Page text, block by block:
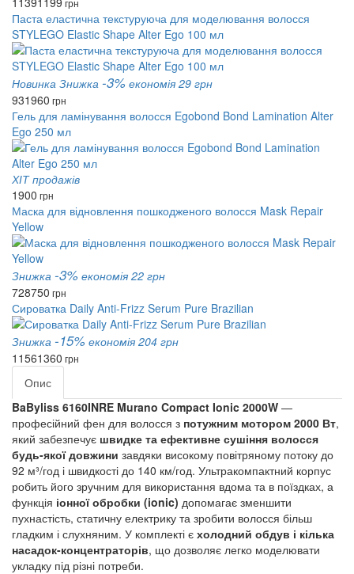
грн
Паста еластична текстуруюча для моделювання волосся
STYLEGO Elastic Shape Alter Ego 100 мл
Новинка Знижка -3% економія 29 грн
931960 грн
Гель для ламінування волосся Egobond Bond Lamination Alter
Ego 250 мл
ХІТ продажів
1900 грн
Маска для відновлення пошкодженого волосся Mask Repair
Yellow
Знижка -3% економія 22 грн
728750 грн
Сироватка Daily Anti-Frizz Serum Pure Brazilian
Знижка -15% економія 204 грн
11561360 грн
Опис
BaByliss 6160INRE Murano Compact Ionic 2000W —
професійний фен для волосся з потужним мотором 2000 Вт,
який забезпечує швидке та ефективне сушіння волосся
будь-якої довжини завдяки високому повітряному потоку до
92 м³/год і швидкості до 140 км/год. Ультракомпактний корпус
робить його зручним для використання вдома та в поїздках, а
функція іонної обробки (ionic) допомагає зменшити
пухнастість, статичну електрику та зробити волосся більш
гладким і слухняним. У комплекті є холодний обдув і кілька
насадок-концентраторів, що дозволяє легко моделювати
укладку під різні потреби.